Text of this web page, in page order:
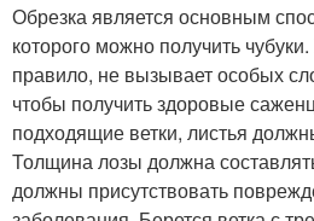
Обрезка является основным
которого можно получить
правило, не вызывает особых
чтобы получить здоровые
подходящие ветки, листья
Толщина лозы должна
должны присутствовать